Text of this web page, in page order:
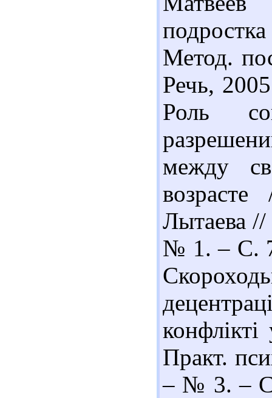
Метод.
Речь,
Роль
между
Лытаева
№ 1. – С.
Практ.
– № 3. – С.